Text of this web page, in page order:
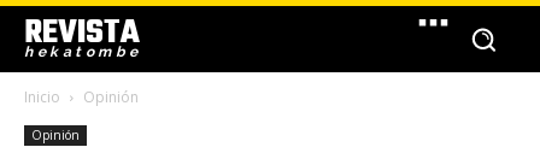
REVISTA
hekatombe
Inicio Opinión
Opinión